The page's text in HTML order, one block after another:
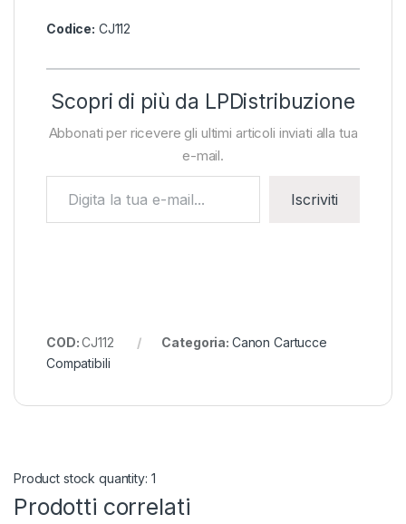
Codice: CJ112
Scopri di più da LPDistribuzione
Abbonati per ricevere gli ultimi articoli inviati alla tua
e-mail.
Iscriviti
COD:CJ112 Categoria: Canon Cartucce
Compatibili
Product stock quantity: 1
Prodotti correlati